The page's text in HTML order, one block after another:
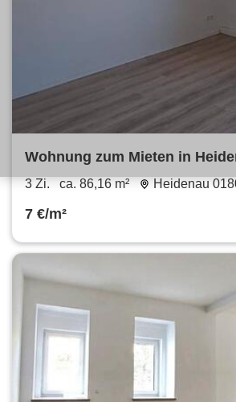
Wohnung zum Mieten in
86.16 m²
3 Zi. ca. 86,16 m² Heidenau
7 €/m²